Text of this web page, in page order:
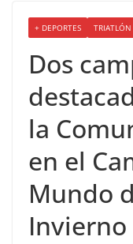
+ DEPORTES TRIATLÓN
Dos
la
en el
Mundo
Invierno